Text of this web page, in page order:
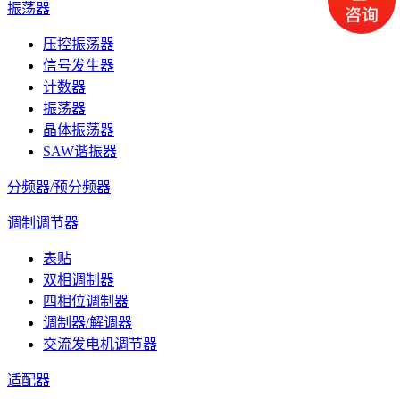
振荡器
压控振荡器
信号发生器
计数器
振荡器
晶体振荡器
SAW谐振器
分频器/预分频器
调制调节器
表贴
双相调制器
四相位调制器
调制器/解调器
交流发电机调节器
适配器